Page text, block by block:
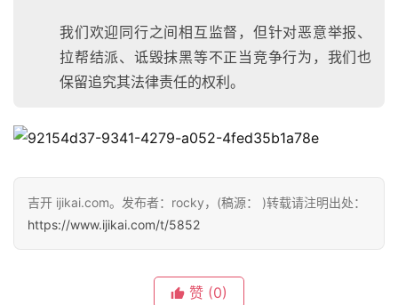
测
旅
行
我们欢迎同行之间相互监督，但针对恶意举报、
拉帮结派、诋毁抹黑等不正当竞争行为，我们也
保留追究其法律责任的权利。
吉开 ijikai.com。发布者：rocky，(稿源： )转载请注明出处：
https://www.ijikai.com/t/5852
赞 (0)